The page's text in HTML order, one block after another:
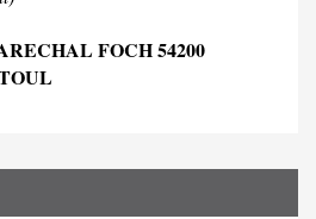
FOCH 54200